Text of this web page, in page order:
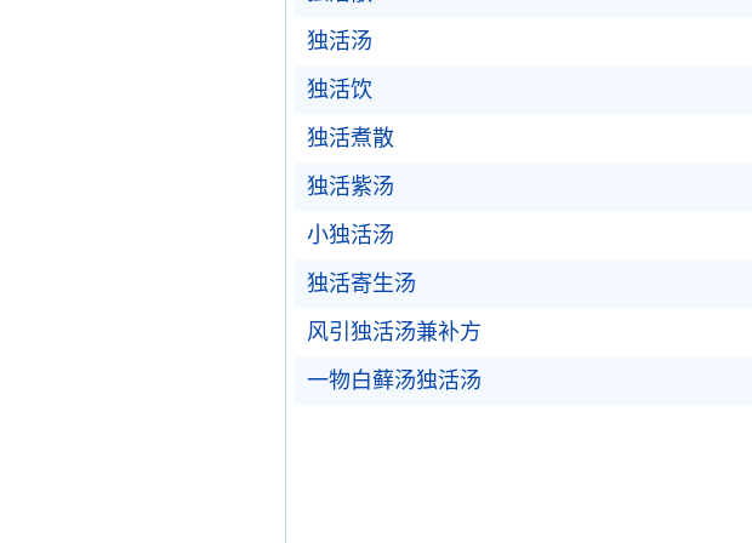
独活汤
独活饮
独活煮散
独活紫汤
小独活汤
独活寄生汤
风引独活汤兼补方
一物白藓汤独活汤